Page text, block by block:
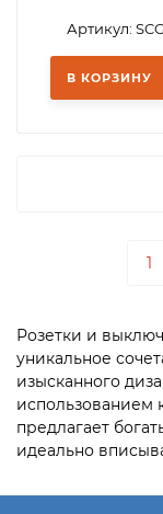
Артикул:
В КОРЗИНУ
1
Розетки и
уникальное
изысканного
использованием
предлагает
идеально